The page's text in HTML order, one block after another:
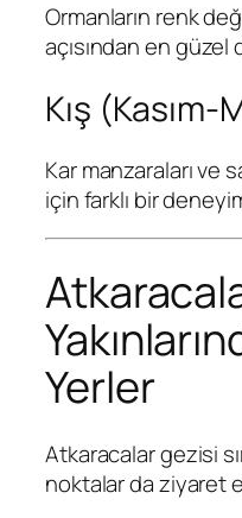
Ormanların renk
açısından en
Kış (Kasım-
Kar manzaraları ve
için farklı bir
Yerler
Atkaracalar gezisi
noktalar da ziyaret